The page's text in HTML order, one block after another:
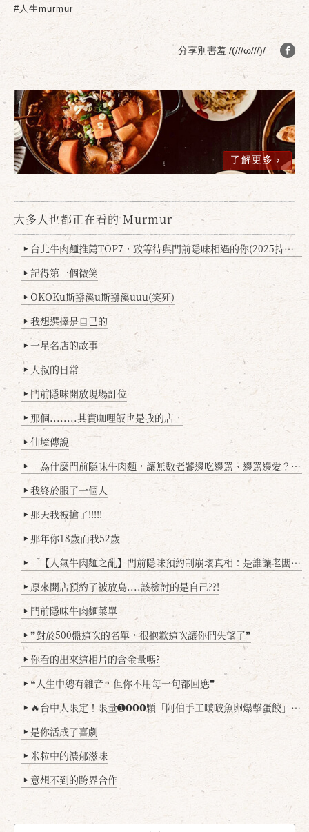
#人生murmur
分享別害羞 /(///ω///)/
了解更多
大多人也都正在看的 Murmur
▶ 台北牛肉麵推薦TOP7，致等待與門前隱味相遇的你(2025持續更新
▶ 記得第一個微笑
▶ OKOKu斯掰溪u斯掰溪uuu(笑死)
▶ 我想選擇是自己的
▶ 一星名店的故事
▶ 大叔的日常
▶ 門前隱味開放現場訂位
▶ 那個........其實咖哩飯也是我的店，
▶ 仙境傳說
▶ 「為什麼門前隱味牛肉麵，讓無數老饕邊吃邊罵、邊罵邊愛？小辣雞揭密！」
▶ 我終於服了一個人
▶ 那天我被搶了!!!!!
▶ 那年你18歲而我52歲
▶ 「【人氣牛肉麵之亂】門前隱味預約制崩壞真相：是誰讓老闆心灰意冷？」
▶ 原來開店預約了被放鳥....該檢討的是自己??!
▶ 門前隱味牛肉麵菜單
▶ ❞對於500盤這次的名單，很抱歉這次讓你們失望了❞
▶ 你看的出來這相片的含金量嗎?
▶ ❝人生中總有雜音，但你不用每一句都回應❞
▶ 🔥台中人限定！限量➊𝟬𝟬𝟬顆「阿伯手工啵啵魚卵爆擊蛋餃」台北已被搶爆2萬顆，最後名額門前隱味只留給你！🥟💥
▶ 是你活成了喜劇
▶ 米粒中的濃郁滋味
▶ 意想不到的跨界合作